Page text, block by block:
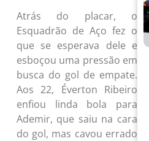
Atrás do placar, o
Esquadrão de Aço fez o
que se esperava dele e
esboçou uma pressão em
busca do gol de empate.
Aos 22, Éverton Ribeiro
enfiou linda bola para
Ademir, que saiu na cara
do gol, mas cavou errado